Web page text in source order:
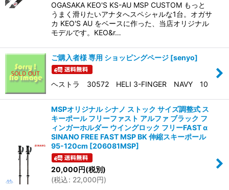
OGASAKA KEO'S KS-AU MSP CUSTOM もっと
うまく滑りたいアナタへスペシャルな1台。オガサ
カ KEO'S AU をベースに作った、当店オリジナル
モデルです。KEO&r…
ご購入者様 専用 ショッピングページ [senyo]
ヘストラ 30572 HELI 3-FINGER NAVY 10
MSPオリジナル シナノ ストック サイズ調整式 ス
キーポール フリーファスト アルファ ブラック フ
ィンガーホルダー ウイングロック フリーFAST α
SINANO FREE FAST MSP BK 伸縮スキーポール
95-120cm [206081MSP]
20,000円(税別)
(税込: 22,000円)